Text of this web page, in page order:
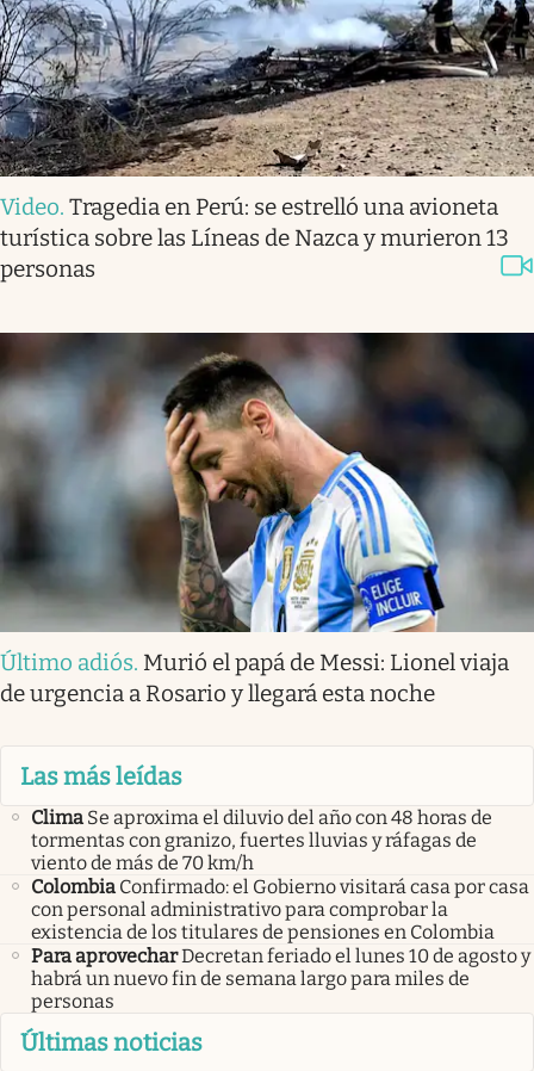
Video. Tragedia en Perú: se estrelló una avioneta
turística sobre las Líneas de Nazca y murieron 13
personas
Último adiós. Murió el papá de Messi: Lionel viaja
de urgencia a Rosario y llegará esta noche
Las más leídas
Clima Se aproxima el diluvio del año con 48 horas de
tormentas con granizo, fuertes lluvias y ráfagas de
viento de más de 70 km/h
Colombia Confirmado: el Gobierno visitará casa por casa
con personal administrativo para comprobar la
existencia de los titulares de pensiones en Colombia
Para aprovecharDecretan feriado el lunes 10 de agosto y
habrá un nuevo fin de semana largo para miles de
personas
Últimas noticias